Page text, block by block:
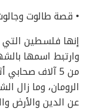
• قصة طالوت
إنها فلسطين التي
وارتبط اسمها
من 5 آلاف
الرومان، وما زال
عن الدين والأرض